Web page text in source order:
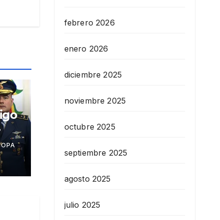
febrero 2026
enero 2026
diciembre 2025
noviembre 2025
octubre 2025
septiembre 2025
agosto 2025
julio 2025